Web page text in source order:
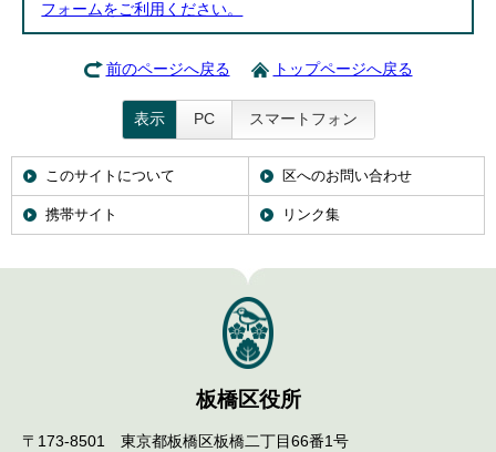
フォームをご利用ください。
前のページへ戻る トップページへ戻る
表示 PC スマートフォン
このサイトについて 区へのお問い合わせ
携帯サイト リンク集
板橋区役所
〒173-8501 東京都板橋区板橋二丁目66番1号